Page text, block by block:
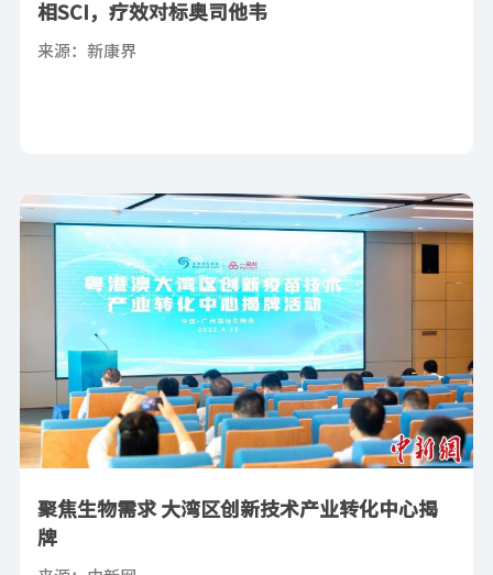
相SCI，疗效对标奥司他韦
来源：新康界
聚焦生物需求 大湾区创新技术产业转化中心揭
牌